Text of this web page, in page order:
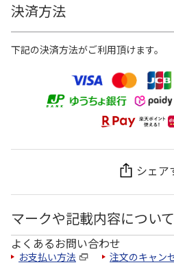
決済方法
下記の決済方法がご利用頂けます。
シェア
マークや記載内容について
よくあるお問い合わせ
お支払い方法 注文のキャン